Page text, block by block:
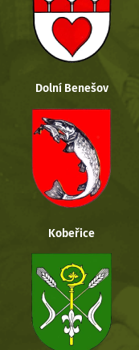
Dolní Benešov
Kobeřice